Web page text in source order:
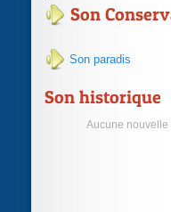
Son
Son paradis
Son historique
Aucune nouvelle